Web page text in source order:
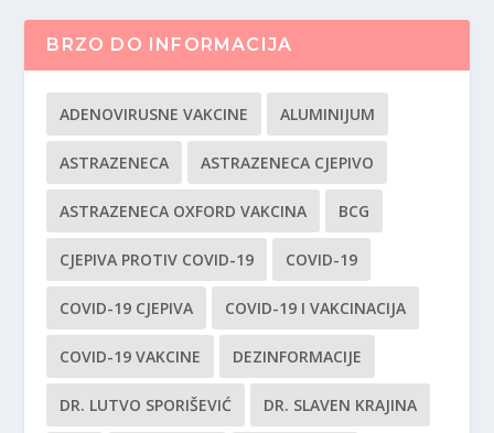
BRZO DO INFORMACIJA
ADENOVIRUSNE VAKCINE ALUMINIJUM
ASTRAZENECA ASTRAZENECA CJEPIVO
ASTRAZENECA OXFORD VAKCINA BCG
CJEPIVA PROTIV COVID-19 COVID-19
COVID-19 CJEPIVA COVID-19 I VAKCINACIJA
COVID-19 VAKCINE DEZINFORMACIJE
DR. LUTVO SPORIŠEVIĆ DR. SLAVEN KRAJINA